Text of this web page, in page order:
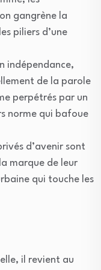
gangrène la
piliers d’une
indépendance,
de la parole
perpétrés par un
norme qui bafoue
d’avenir sont
marque de leur
qui touche les
il revient au